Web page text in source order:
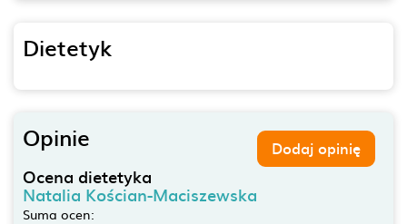
Dietetyk
Opinie Dodaj opinię
Ocena dietetyka
Natalia Kościan-Maciszewska
Suma ocen: